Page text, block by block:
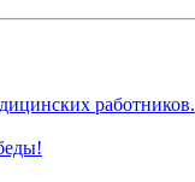
работников.